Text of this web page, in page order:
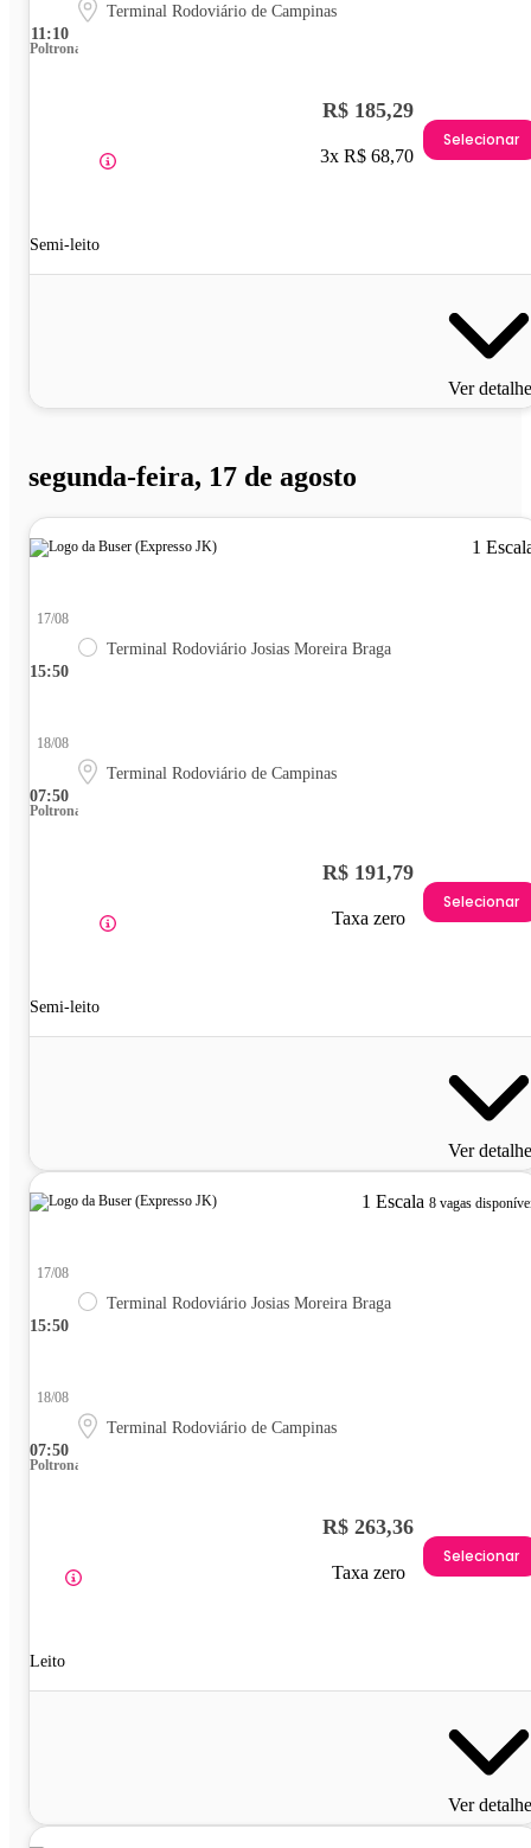
11:10
Terminal Rodoviário de Campinas
Poltrona
Semi-leito
R$ 185,29
3x R$ 68,70
Selecionar
Ver
segunda-feira, 17 de agosto
1
15:50
17/08
Terminal Rodoviário Josias Moreira Braga
07:50
18/08
Terminal Rodoviário de Campinas
Poltrona
Semi-leito
R$ 191,79
Taxa zero
Selecionar
Ver
1 Escala 8 vagas
15:50
17/08
Terminal Rodoviário Josias Moreira Braga
07:50
18/08
Terminal Rodoviário de Campinas
Poltrona
Leito
R$ 263,36
Taxa zero
Selecionar
Ver